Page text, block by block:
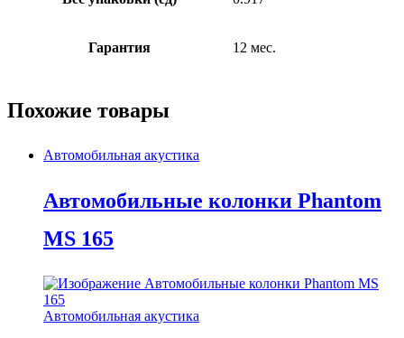
Гарантия 12 мес.
Похожие товары
Автомобильная акустика
Автомобильные колонки Phantom
MS 165
Автомобильная акустика